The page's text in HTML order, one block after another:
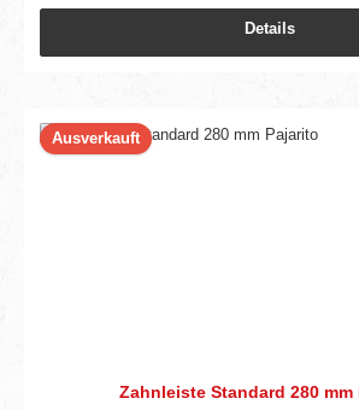
Details
Ausverkauft
Zahnleiste Standard 280 mm